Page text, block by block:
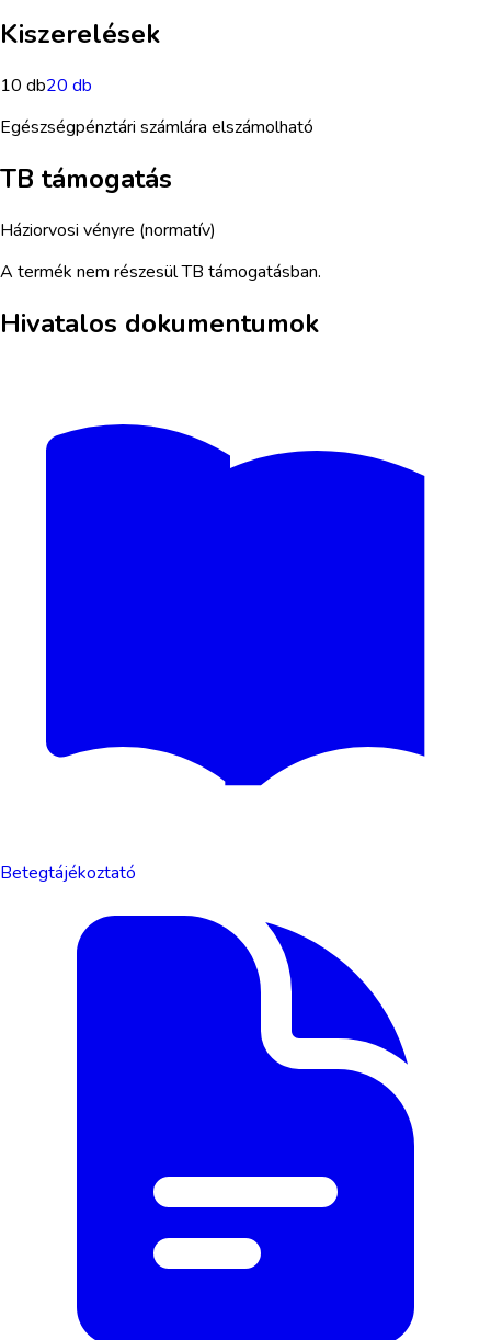
Kiszerelések
10 db20 db
Egészségpénztári számlára elszámolható
TB támogatás
Háziorvosi vényre (normatív)
A termék nem részesül TB támogatásban.
Hivatalos dokumentumok
Betegtájékoztató